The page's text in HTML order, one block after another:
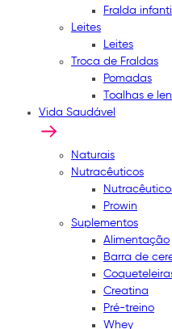
Fralda infantil
Leites
Leites
Troca de Fraldas
Pomadas
Toalhas e
Vida Saudável
Naturais
Nutracêuticos
Prowin
Suplementos
Alimentação
Barra de
Creatina
Pré-treino
Whey